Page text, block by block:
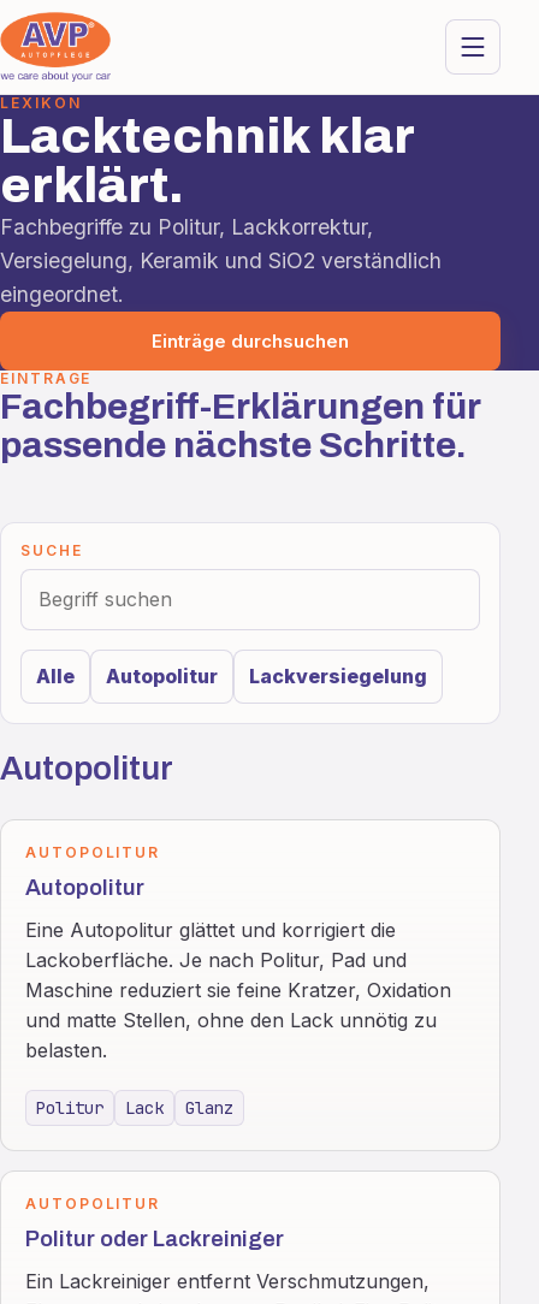
LEXIKON
Lacktechnik klar
erklärt.
Fachbegriffe zu Politur, Lackkorrektur,
Versiegelung, Keramik und SiO2 verständlich
eingeordnet.
Einträge durchsuchen
EINTRÄGE
Fachbegriff-Erklärungen für
passende nächste Schritte.
SUCHE
Alle Autopolitur Lackversiegelung
Autopolitur
AUTOPOLITUR
Autopolitur
Eine Autopolitur glättet und korrigiert die
Lackoberfläche. Je nach Politur, Pad und
Maschine reduziert sie feine Kratzer, Oxidation
und matte Stellen, ohne den Lack unnötig zu
belasten.
Politur Lack Glanz
AUTOPOLITUR
Politur oder Lackreiniger
Ein Lackreiniger entfernt Verschmutzungen,